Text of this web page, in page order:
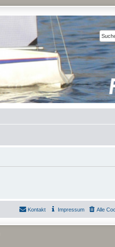
Alle
Impressum
Kontakt